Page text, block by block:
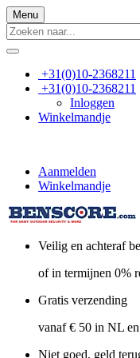
Menu
+31(0)10-2368211
+31(0)10-2368211
Inloggen
Winkelmandje
Aanmelden
Winkelmandje
Veilig en achteraf
of in termijnen 0%
Gratis verzending
vanaf € 50 in NL
Niet goed, geld